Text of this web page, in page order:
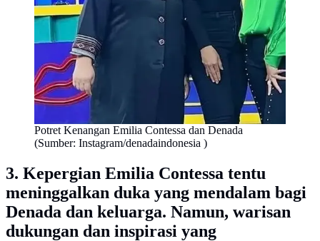
Potret Kenangan Emilia Contessa dan Denada
(Sumber: Instagram/denadaindonesia )
3. Kepergian Emilia Contessa tentu
meninggalkan duka yang mendalam bagi
Denada dan keluarga. Namun, warisan
dukungan dan inspirasi yang